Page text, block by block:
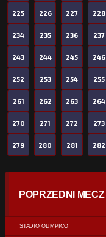
225 226 227 228
234 235 236 237
243 244 245 246
252 253 254 255
261 262 263 264
270 271 272 273
279 280 281 282
POPRZEDNI MECZ
STADIO OLIMPICO